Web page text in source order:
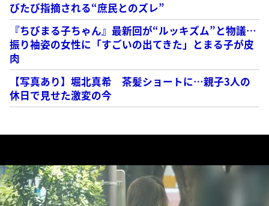
びたび指摘される“庶民とのズレ”
『ちびまる子ちゃん』最新回が“ルッキズム”と物議…
振り袖姿の女性に「すごいの出てきた」とまる子が皮
肉
【写真あり】堀北真希 茶髪ショートに…親子3人の
休日で見せた激変の今